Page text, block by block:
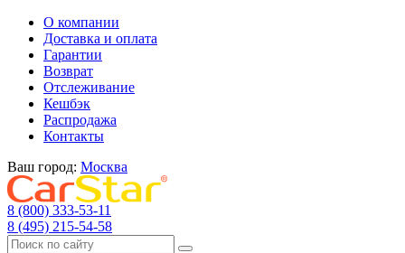
О компании
Доставка и оплата
Гарантии
Возврат
Отслеживание
Кешбэк
Распродажа
Контакты
Ваш город: Москва
8 (800) 333-53-11
8 (495) 215-54-58